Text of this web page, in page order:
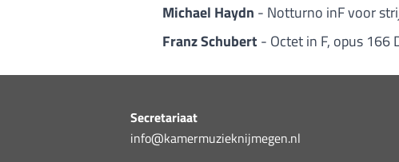
Michael Haydn - Notturno inF voor
Franz Schubert - Octet in F, opus 166
Secretariaat
info@kamermuzieknijmegen.nl